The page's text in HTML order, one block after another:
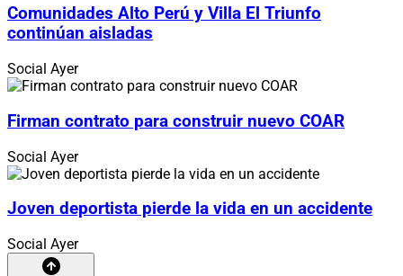
Comunidades Alto Perú y Villa El Triunfo
continúan aisladas
Social Ayer
Firman contrato para construir nuevo COAR
Social Ayer
Joven deportista pierde la vida en un accidente
Social Ayer